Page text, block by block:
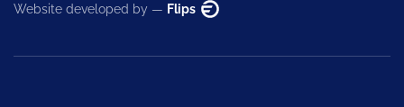
Website developed by — Flips